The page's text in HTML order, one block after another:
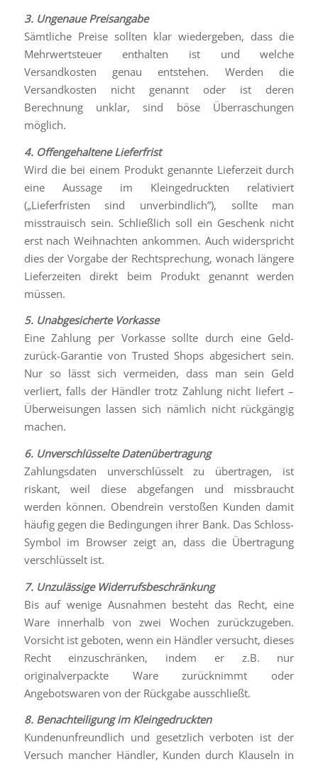
3. Ungenaue Preisangabe
Sämtliche Preise sollten klar wiedergeben, dass die
Mehrwertsteuer enthalten ist und welche
Versandkosten genau entstehen. Werden die
Versandkosten nicht genannt oder ist deren
Berechnung unklar, sind böse Überraschungen
möglich.
4. Offengehaltene Lieferfrist
Wird die bei einem Produkt genannte Lieferzeit durch
eine Aussage im Kleingedruckten relativiert
(„Lieferfristen sind unverbindlich”), sollte man
misstrauisch sein. Schließlich soll ein Geschenk nicht
erst nach Weihnachten ankommen. Auch widerspricht
dies der Vorgabe der Rechtsprechung, wonach längere
Lieferzeiten direkt beim Produkt genannt werden
müssen.
5. Unabgesicherte Vorkasse
Eine Zahlung per Vorkasse sollte durch eine Geld-
zurück-Garantie von Trusted Shops abgesichert sein.
Nur so lässt sich vermeiden, dass man sein Geld
verliert, falls der Händler trotz Zahlung nicht liefert –
Überweisungen lassen sich nämlich nicht rückgängig
machen.
6. Unverschlüsselte Datenübertragung
Zahlungsdaten unverschlüsselt zu übertragen, ist
riskant, weil diese abgefangen und missbraucht
werden können. Obendrein verstoßen Kunden damit
häufig gegen die Bedingungen ihrer Bank. Das Schloss-
Symbol im Browser zeigt an, dass die Übertragung
verschlüsselt ist.
7. Unzulässige Widerrufsbeschränkung
Bis auf wenige Ausnahmen besteht das Recht, eine
Ware innerhalb von zwei Wochen zurückzugeben.
Vorsicht ist geboten, wenn ein Händler versucht, dieses
Recht einzuschränken, indem er z.B. nur
originalverpackte Ware zurücknimmt oder
Angebotswaren von der Rückgabe ausschließt.
8. Benachteiligung im Kleingedruckten
Kundenunfreundlich und gesetzlich verboten ist der
Versuch mancher Händler, Kunden durch Klauseln in